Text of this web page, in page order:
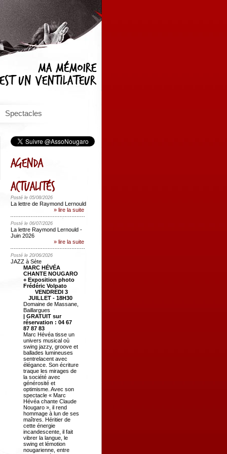
Spectacles
Posté le 05/08/2026
La lettre de Raymond Lernould
» lire la suite
Posté le 06/07/2026
La lettre Raymond Lernould -
Juin 2026
» lire la suite
Posté le 20/06/2026
JAZZ à Sète
MARC HÉVÉA
CHANTE NOUGARO
+ Exposition photo
Frédéric Volpato
VENDREDI 3
JUILLET - 18H30
Domaine de Massane,
Baillargues
| GRATUIT sur
réservation : 04 67
87 87 83
Marc Hévéa tisse un
univers musical où
swing jazzy, groove et
ballades lumineuses
sentrelacent avec
élégance. Son écriture
traque les mirages de
la société avec
générosité et
optimisme. Avec son
spectacle « Marc
Hévéa chante Claude
Nougaro », il rend
hommage à lun de ses
maîtres. Héritier de
cette énergie
incandescente, il fait
vibrer la langue, le
swing et lémotion
nougarienne, entre